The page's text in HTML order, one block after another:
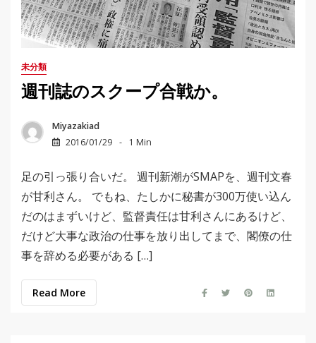
未分類
週刊誌のスクープ合戦か。
Miyazakiad
2016/01/29
1 Min
足の引っ張り合いだ。 週刊新潮がSMAPを、週刊文春
が甘利さん。 でもね、たしかに秘書が300万使い込ん
だのはまずいけど、監督責任は甘利さんにあるけど、
だけど大事な政治の仕事を放り出してまで、閣僚の仕
事を辞める必要がある […]
Read More